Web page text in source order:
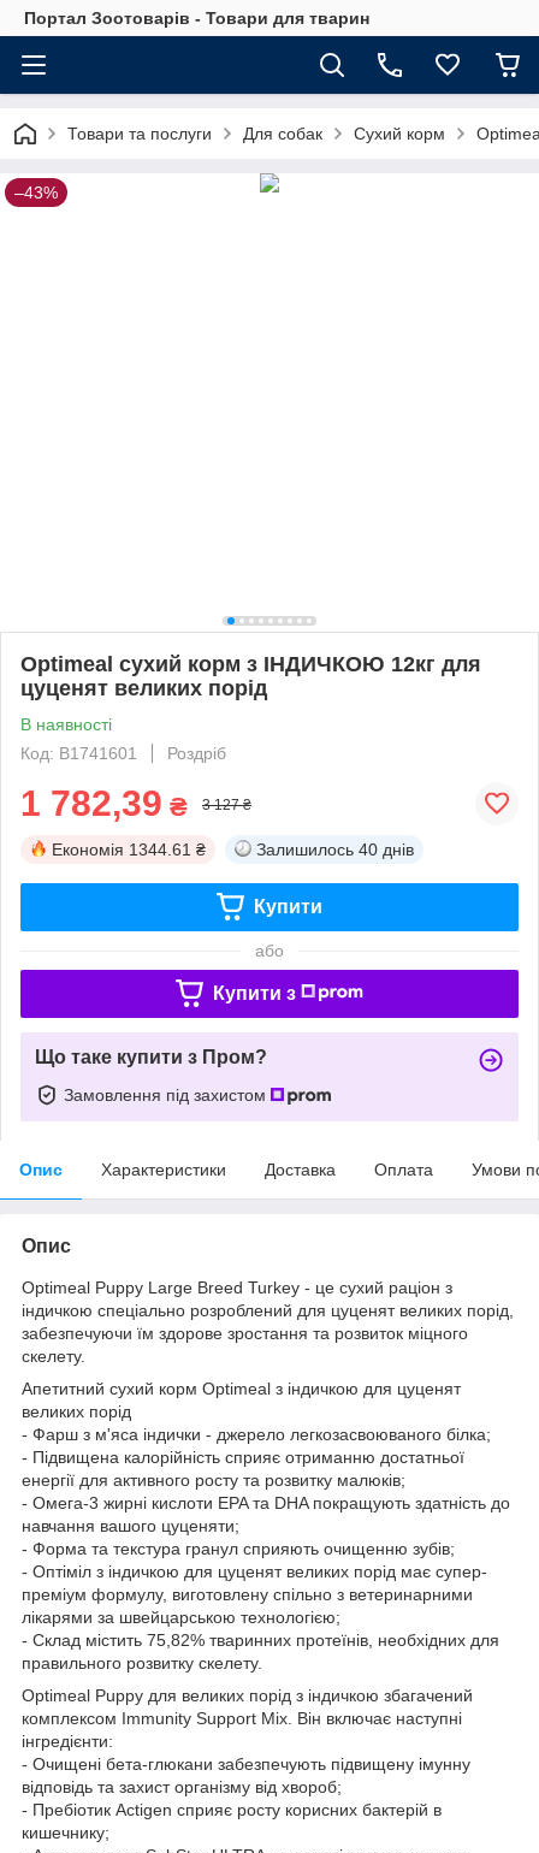
Портал Зоотоварів - Товари для тварин
Товари та послуги Для собак Сухий корм
–43%
Optimeal сухий корм з ІНДИЧКОЮ 12кг для
цуценят великих порід
В наявності
Код: B1741601
Роздріб
1 782,39 ₴ 3 127 ₴
Економія 1344.61 ₴ Залишилось 40 днів
Купити
або
Купити з
Що таке купити з Пром?
Замовлення під захистом
Опис Характеристики Доставка Оплата Умови
Опис
Optimeal Puppy Large Breed Turkey - це сухий раціон з
індичкою спеціально розроблений для цуценят великих порід,
забезпечуючи їм здорове зростання та розвиток міцного
скелету.
Апетитний сухий корм Optimeal з індичкою для цуценят
великих порід
- Фарш з м'яса індички - джерело легкозасвоюваного білка;
- Підвищена калорійність сприяє отриманню достатньої
енергії для активного росту та розвитку малюків;
- Омега-3 жирні кислоти EPA та DHA покращують здатність до
навчання вашого цуценяти;
- Форма та текстура гранул сприяють очищенню зубів;
- Оптіміл з індичкою для цуценят великих порід має супер-
преміум формулу, виготовлену спільно з ветеринарними
лікарями за швейцарською технологією;
- Склад містить 75,82% тваринних протеїнів, необхідних для
правильного розвитку скелету.
Optimeal Puppy для великих порід з індичкою збагачений
комплексом Immunity Support Mix. Він включає наступні
інгредієнти:
- Очищені бета-глюкани забезпечують підвищену імунну
відповідь та захист організму від хвороб;
- Пребіотик Actigen сприяє росту корисних бактерій в
кишечнику;